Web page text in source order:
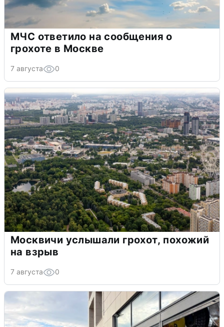
МЧС ответило на сообщения о
грохоте в Москве
7 августа 0
Москвичи услышали грохот, похожий
на взрыв
7 августа 0